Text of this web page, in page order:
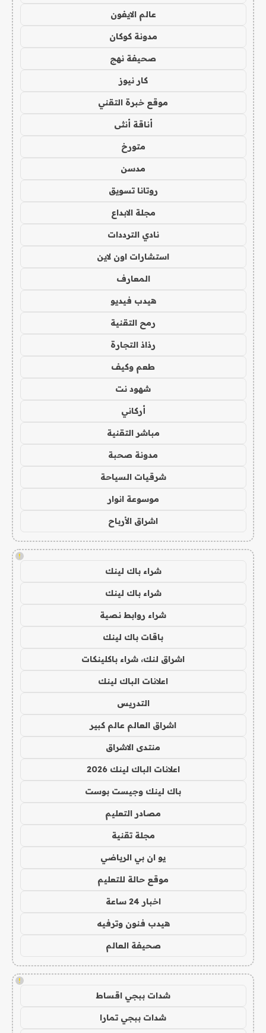
عالم الايفون
مدونة كوكان
صحيفة نهج
كار نيوز
موقع خبرة التقني
أناقة أنثى
متورخ
مدسن
روتانا تسويق
مجلة الابداع
نادي الترددات
استشارات اون لاين
المعارف
هيدب فيديو
رمح التقنية
رذاذ التجارة
طعم وكيف
شهود نت
أركاني
مباشر التقنية
مدونة صحبة
شرقيات السياحة
موسوعة انوار
اشراق الأرباح
!
شراء باك لينك
شراء باك لينك
شراء روابط نصية
باقات باك لينك
اشراق لنك، شراء باكلينكات
اعلانات الباك لينك
التدريس
اشراق العالم عالم كبير
منتدى الاشراق
اعلانات الباك لينك 2026
باك لينك وجيست بوست
مصادر التعليم
مجلة تقنية
يو ان بي الرياضي
موقع حالة للتعليم
اخبار 24 ساعة
هيدب فنون وترفيه
صحيفة العالم
!
شدات ببجي اقساط
شدات ببجي تمارا